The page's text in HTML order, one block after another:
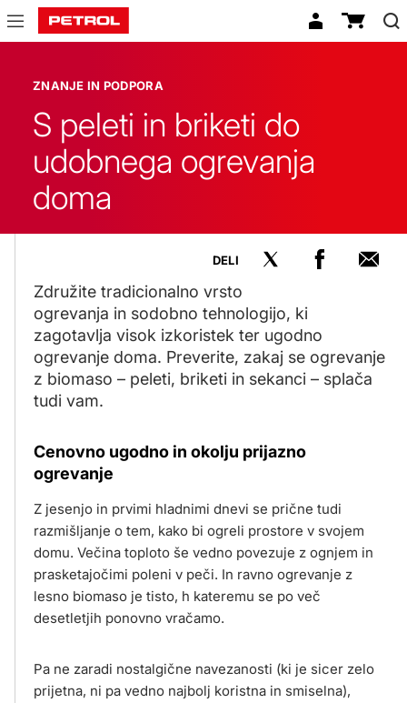
Znanje
podpora
ZNANJE IN PODPORA
S peleti in briketi do
udobnega ogrevanja
doma
Združite tradicionalno vrsto
ogrevanja in sodobno tehnologijo, ki
zagotavlja visok izkoristek ter ugodno
ogrevanje doma. Preverite, zakaj se ogrevanje
z biomaso – peleti, briketi in sekanci – splača
tudi vam.
Cenovno ugodno in okolju prijazno
ogrevanje
Z jesenjo in prvimi hladnimi dnevi se prične tudi
razmišljanje o tem, kako bi ogreli prostore v svojem
domu. Večina toploto še vedno povezuje z ognjem in
prasketajočimi poleni v peči. In ravno ogrevanje z
lesno biomaso je tisto, h kateremu se po več
desetletjih ponovno vračamo.
Pa ne zaradi nostalgične navezanosti (ki je sicer zelo
prijetna, ni pa vedno najbolj koristna in smiselna),
DELI